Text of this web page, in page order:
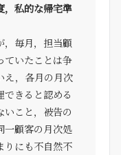
，私的な帰宅準
月，担当顧
ていたことは争
え，各月の月次
きると認める
いこと，被告の
一顧客の月次処
りにも不自然不